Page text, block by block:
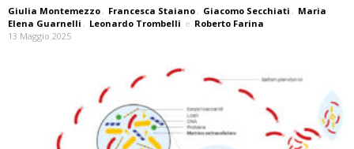
Giulia Montemezzo , Francesca Staiano , Giacomo Secchiati , Maria
Elena Guarnelli , Leonardo Trombelli e Roberto Farina
13 Maggio 2025